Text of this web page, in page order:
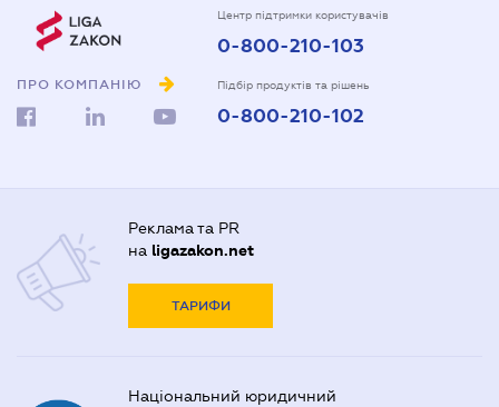
ПРО КОМПАНІЮ
Центр підтримки користувачів
0-800-210-103
Підбір продуктів та рішень
0-800-210-102
Реклама та PR
на ligazakon.net
ТАРИФИ
Національний юридичний